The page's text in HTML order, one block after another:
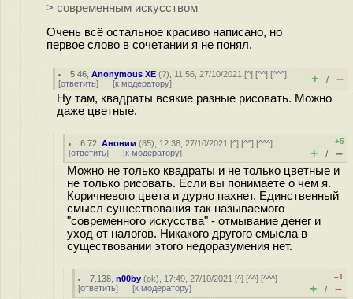
> современным искусством
Очень всё остальное красиво написано, но
первое слово в сочетании я не понял.
5.46 ,Anonymous XE (?), 11:56, 27/10/2021 [^] [^^] [^^^]
[ответить] [к модератору] + / –
Ну там, квадраты всякие разные рисовать. Можно
даже цветные.
6.72 ,Аноним (85), 12:38, 27/10/2021 [^] [^^] [^^^]
[ответить] [к модератору]
+5
+ / –
Можно не только квадраты и не только цветные и
не только рисовать. Если вы понимаете о чем я.
Коричневого цвета и дурно пахнет. Единственный
смысл существования так называемого
"современного искусства" - отмывание денег и
уход от налогов. Никакого другого смысла в
существовании этого недоразумения нет.
7.138 ,n00by (ok), 17:49, 27/10/2021 [^] [^^] [^^^]
[ответить] [к модератору]
–1
+ / –